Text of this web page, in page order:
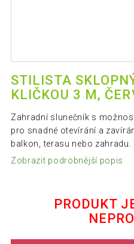
STILISTA
KLIČKOU 3 M,
Zahradní slunečník s
pro snadné otevírání a
balkon, terasu nebo zahradu.
Zobrazit podrobnější popis
PRODUKT